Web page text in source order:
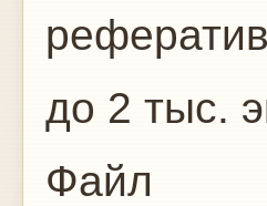
до 2 тыс.
Файл